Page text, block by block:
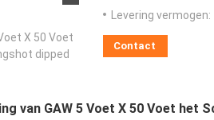
X 50 Voet
dipped
Levering vermogen:
Contact
van GAW 5 Voet X 50 Voet het